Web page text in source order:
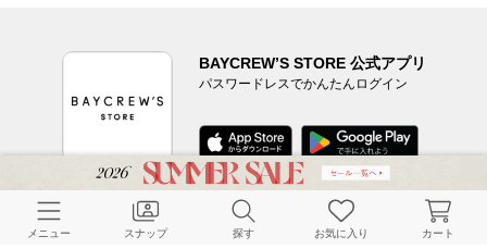
BAYCREW’S STORE 公式アプリ
パスワードレスでかんたんログイン
CUSTOMER SERVICE
メニュー スナップ 探す お気に入り カート